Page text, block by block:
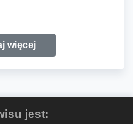
więcej
jest: